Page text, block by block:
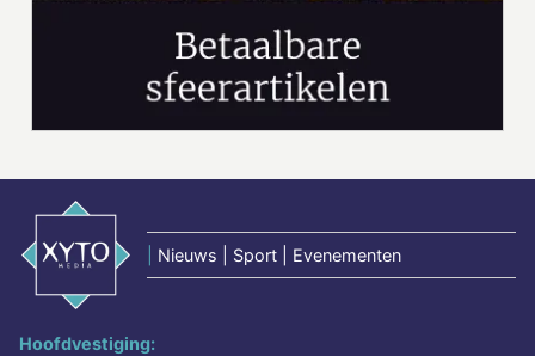
Nieuws | Sport | Evenementen
Hoofdvestiging: